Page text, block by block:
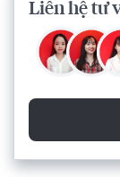
Liên hệ tư